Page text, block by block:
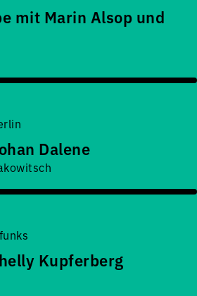
mit Marin Alsop und
Dalene
Kupferberg